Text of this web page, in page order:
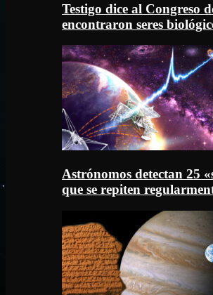
Testigo dice al Congreso
encontraron seres
Astrónomos detectan 25
que se repiten